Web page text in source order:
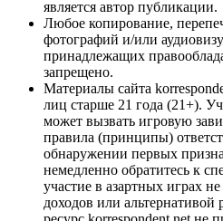
является автор публикации.
Любое копирование,
фотографий и/или
принадлежащих
запрещено.
Материалы сайта
лиц старше 21 года (21+).
может вызвать игровую
правила (принципы)
обнаружении первых
немедленно обратитесь к
участие в азартных играх
доходов или